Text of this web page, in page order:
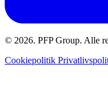
© 2026. PFP Group. Alle
Cookiepolitik